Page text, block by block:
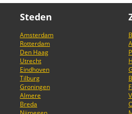
Steden
Amsterdam
Rotterdam
Den Haag
Utrecht
Eindhoven
Tilburg
Groningen
Almere
Breda